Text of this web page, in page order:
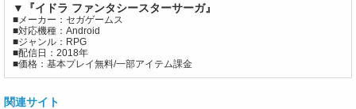
▼『イドラ ファンタシースターサーガ』
■メーカー：セガゲームス
■対応機種：Android
■ジャンル：RPG
■配信日：2018年
■価格：基本プレイ無料/一部アイテム課金
関連サイト